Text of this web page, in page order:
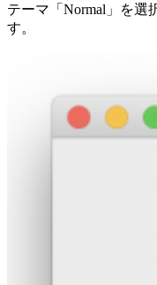
テーマ「Normal」を選
す。